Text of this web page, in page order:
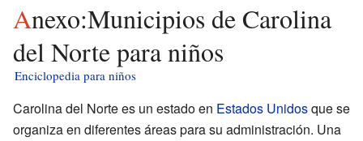
Anexo:Municipios de Carolina
del Norte para niños
Enciclopedia para niños
Carolina del Norte es un estado en Estados Unidosque se
organiza en diferentes áreas para su administración. Una